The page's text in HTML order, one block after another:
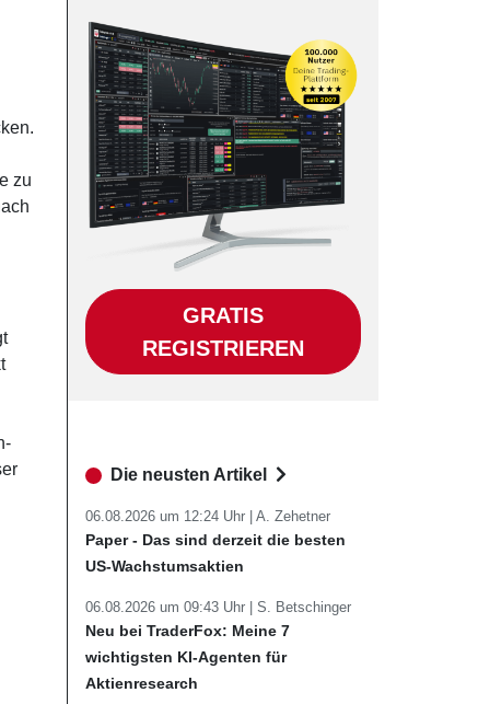
zu
GRATIS
REGISTRIEREN
Die neusten Artikel
06.08.2026 um 12:24 Uhr | A. Zehetner
Paper - Das sind derzeit die besten
US-Wachstumsaktien
06.08.2026 um 09:43 Uhr | S. Betschinger
Neu bei TraderFox: Meine 7
wichtigsten KI-Agenten für
Aktienresearch